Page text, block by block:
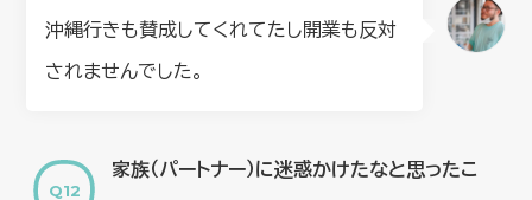
沖縄行きも賛成してくれてたし開業も反対
されませんでした。
家族（パートナー）に迷惑かけたなと思ったこ